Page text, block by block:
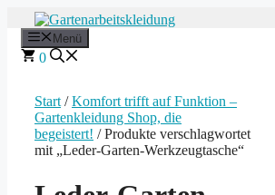
Inhalt
springen
Menü
0
Start /Komfort trifft auf Funktion –
Gartenkleidung Shop, die
begeistert! / Produkte verschlagwortet
mit „Leder-Garten-Werkzeugtasche“